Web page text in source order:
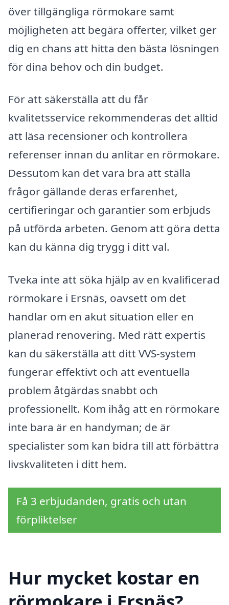
över tillgängliga rörmokare samt
möjligheten att begära offerter, vilket ger
dig en chans att hitta den bästa lösningen
för dina behov och din budget.
För att säkerställa att du får
kvalitetsservice rekommenderas det alltid
att läsa recensioner och kontrollera
referenser innan du anlitar en rörmokare.
Dessutom kan det vara bra att ställa
frågor gällande deras erfarenhet,
certifieringar och garantier som erbjuds
på utförda arbeten. Genom att göra detta
kan du känna dig trygg i ditt val.
Tveka inte att söka hjälp av en kvalificerad
rörmokare i Ersnäs, oavsett om det
handlar om en akut situation eller en
planerad renovering. Med rätt expertis
kan du säkerställa att ditt VVS-system
fungerar effektivt och att eventuella
problem åtgärdas snabbt och
professionellt. Kom ihåg att en rörmokare
inte bara är en handyman; de är
specialister som kan bidra till att förbättra
livskvaliteten i ditt hem.
Få 3 erbjudanden, gratis och utan
förpliktelser
Hur mycket kostar en